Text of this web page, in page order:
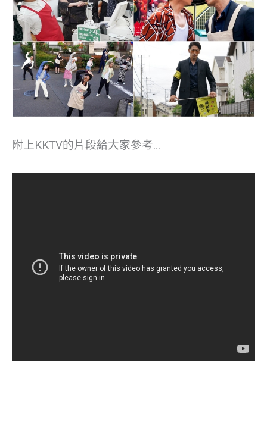
附上KKTV的片段給大家參考…